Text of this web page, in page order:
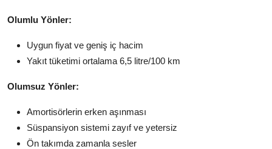
Olumlu Yönler:
Uygun fiyat ve geniş iç hacim
Yakıt tüketimi ortalama 6,5 litre/100 km
Olumsuz Yönler:
Amortisörlerin erken aşınması
Süspansiyon sistemi zayıf ve yetersiz
Ön takımda zamanla sesler